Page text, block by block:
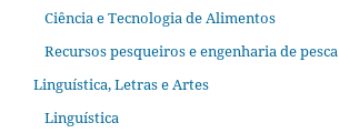
Ciência e Tecnologia de Alimentos
Recursos pesqueiros e engenharia de pesca
Linguística, Letras e Artes
Linguística